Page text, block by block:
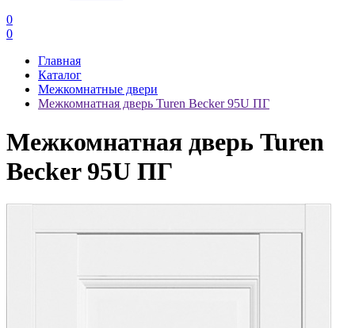
0
0
Главная
Каталог
Межкомнатные двери
Межкомнатная дверь Turen Becker 95U ПГ
Межкомнатная дверь Turen
Becker 95U ПГ